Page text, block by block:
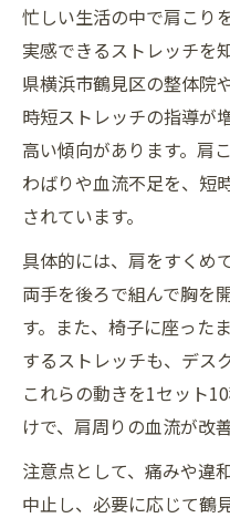
肩こりに効く
肩こりが軽く
肩こり防止に
肩こり改善へ
即効性を求める肩
肩こりに即効
肩こり緩和を
肩こりケア新
肩こり対策の
忙しい生活の中で肩こり
実感できるストレッチを
県横浜市鶴見区の整体院
時短ストレッチの指導が
高い傾向があります。肩
わばりや血流不足を、短
されています。
具体的には、肩をすくめ
両手を後ろで組んで胸を
す。また、椅子に座った
するストレッチも、デス
これらの動きを1セット
けで、肩周りの血流が改
注意点として、痛みや違
中止し、必要に応じて鶴